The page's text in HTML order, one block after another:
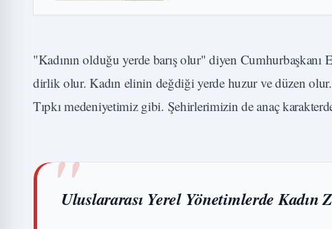
"Kadının olduğu yerde barış olur" diyen
dirlik olur. Kadın elinin değdiği yerde huzur ve düzen
Tıpkı medeniyetimiz gibi. Şehirlerimizin de anaç
Uluslararası Yerel Yönetimlerde Kadın